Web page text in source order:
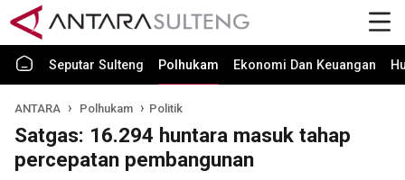
Seputar Sulteng Polhukam Ekonomi Dan Keuangan
ANTARA Polhukam Politik
Satgas: 16.294 huntara masuk tahap
percepatan pembangunan